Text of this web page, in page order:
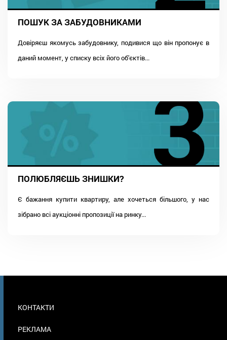
ПОШУК ЗА ЗАБУДОВНИКАМИ
Довіряєш якомусь забудовнику, подивися що він пропонує в
даний момент, у списку всіх його об'єктів...
ПОЛЮБЛЯЄШЬ ЗНИШКИ?
Є бажання купити квартиру, але хочеться більшого, у нас
зібрано всі аукціонні пропозиції на ринку...
В
КОНТАКТИ
РЕКЛАМА